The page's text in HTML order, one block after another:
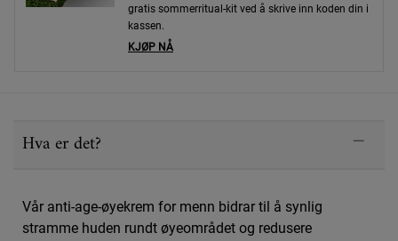
gratis sommerritual-kit ved å skrive inn koden din i
kassen.
KJØP NÅ
Hva er det?
Vår anti-age-øyekrem for menn bidrar til å synlig
stramme huden rundt øyeområdet og redusere